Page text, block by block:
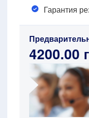
Гарантия
4200.00